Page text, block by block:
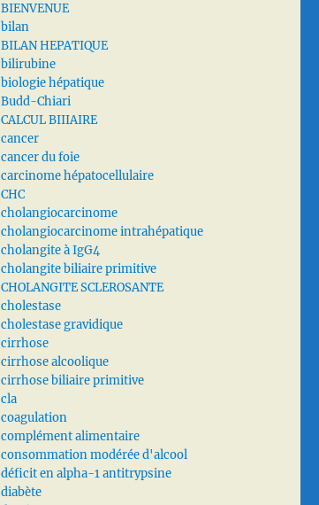
BIENVENUE
bilan
BILAN HEPATIQUE
bilirubine
biologie hépatique
Budd-Chiari
CALCUL BIIIAIRE
cancer
cancer du foie
carcinome hépatocellulaire
CHC
cholangiocarcinome
cholangiocarcinome intrahépatique
cholangite à IgG4
cholangite biliaire primitive
CHOLANGITE SCLEROSANTE
cholestase
cholestase gravidique
cirrhose
cirrhose alcoolique
cirrhose biliaire primitive
cla
coagulation
complément alimentaire
consommation modérée d'alcool
déficit en alpha-1 antitrypsine
diabète